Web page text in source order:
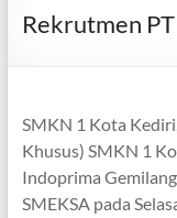
Rekrutmen
SMKN 1 Kota
Khusus) SMKN 1
Indoprima
SMEKSA pada